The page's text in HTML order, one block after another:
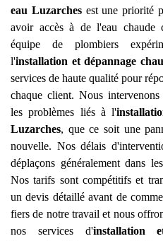
eau Luzarchesest une priorité
avoir accès à de l'eau chaude
équipe de plombiers
l'installation et dépannage
services de haute qualité pour
chaque client. Nous
les problèmes liés à l'
Luzarches, que ce soit une
nouvelle. Nos délais
déplaçons généralement dans
Nos tarifs sont compétitifs et
un devis détaillé avant de
fiers de notre travail et nous
nos services d'installation